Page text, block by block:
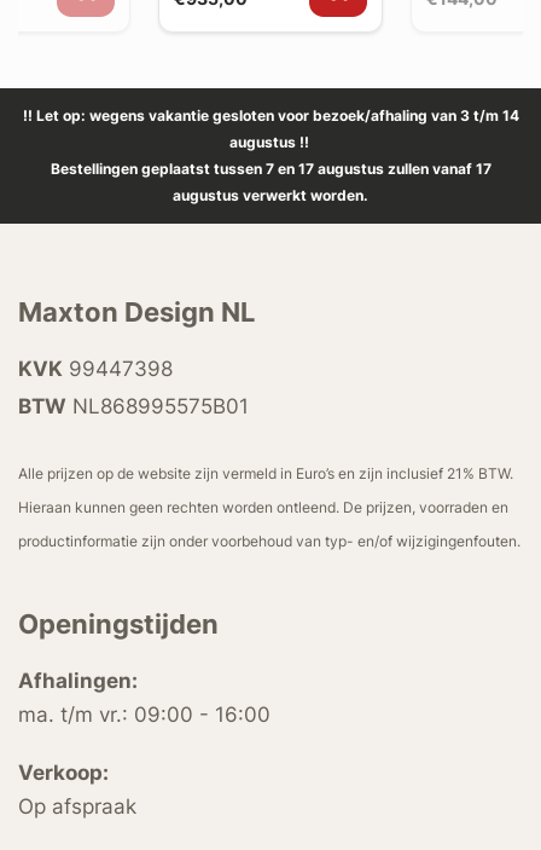
!! Let op: wegens vakantie gesloten voor bezoek/afhaling van 3 t/m 14
augustus !!
Bestellingen geplaatst tussen 7 en 17 augustus zullen vanaf 17
augustus verwerkt worden.
Maxton Design NL
KVK 99447398
BTW NL868995575B01
Alle prijzen op de website zijn vermeld in Euro’s en zijn inclusief 21% BTW.
Hieraan kunnen geen rechten worden ontleend. De prijzen, voorraden en
productinformatie zijn onder voorbehoud van typ- en/of wijzigingenfouten.
Openingstijden
Afhalingen:
ma. t/m vr.: 09:00 - 16:00
Verkoop:
Op afspraak